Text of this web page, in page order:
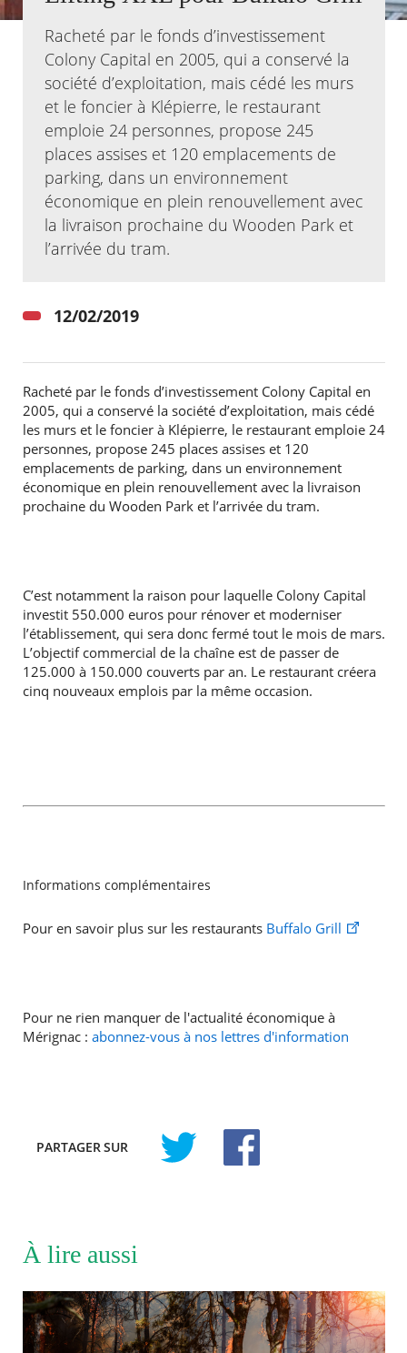
Eco
Agenda
Actualités
Kiosque
Espace de services en ligne
Facebook
X Instagram
Youtube
Linkedin
Racheté par le fonds d’investissement
Colony Capital en 2005, qui a conservé la
société d’exploitation, mais cédé les murs
et le foncier à Klépierre, le restaurant
emploie 24 personnes, propose 245
places assises et 120 emplacements de
parking, dans un environnement
économique en plein renouvellement avec
la livraison prochaine du Wooden Park et
l’arrivée du tram.
12/02/2019
Racheté par le fonds d’investissement Colony Capital en
2005, qui a conservé la société d’exploitation, mais cédé
les murs et le foncier à Klépierre, le restaurant emploie 24
personnes, propose 245 places assises et 120
emplacements de parking, dans un environnement
économique en plein renouvellement avec la livraison
prochaine du Wooden Park et l’arrivée du tram.
C’est notamment la raison pour laquelle Colony Capital
investit 550.000 euros pour rénover et moderniser
l’établissement, qui sera donc fermé tout le mois de mars.
L’objectif commercial de la chaîne est de passer de
125.000 à 150.000 couverts par an. Le restaurant créera
cinq nouveaux emplois par la même occasion.
Informations complémentaires
Pour en savoir plus sur les restaurants Buffalo Grill
Pour ne rien manquer de l'actualité économique à
Mérignac : abonnez-vous à nos lettres d'information
PARTAGERSUR
À lire aussi